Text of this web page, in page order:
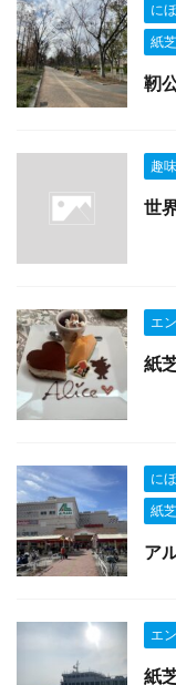
に
紙
靭
趣
世
エ
紙
に
紙
ア
エ
紙